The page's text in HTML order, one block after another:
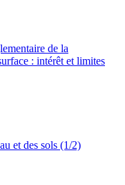
de la
: intérêt et limites
et des sols (1/2)